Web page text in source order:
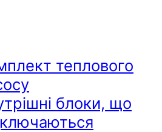
теплового
блоки, що